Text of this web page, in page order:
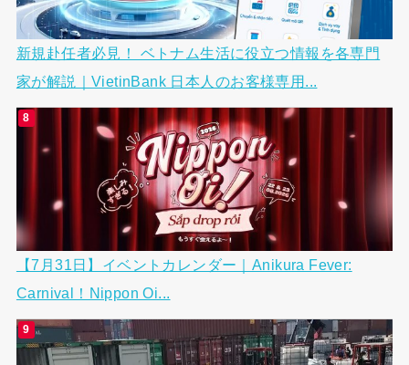
新規赴任者必見！ ベトナム生活に役立つ情報を各専門
家が解説｜VietinBank 日本人のお客様専用...
【7月31日】イベントカレンダー｜Anikura Fever:
Carnival！Nippon Oi...